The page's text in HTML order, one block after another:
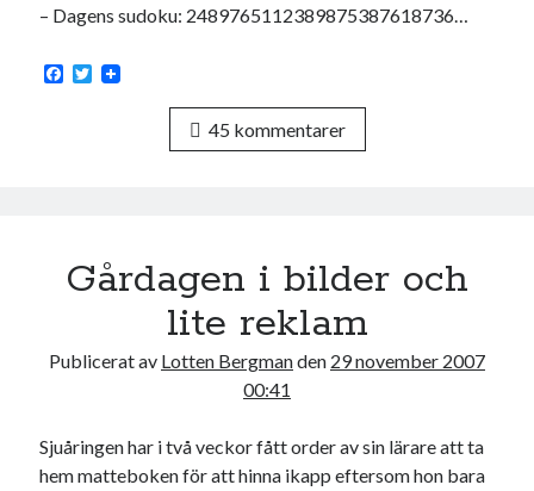
Dessa har något helt annat gemensamt
Bokstävlar & AI – mitt levebröd. Gå en kurs!
Den stora bloggläsarvärvsveckan
Godisbrödet från himlen
Lotten som Sommarpratare (i fantasin alltså: grupp på FB)
– Dagens sudoku: 2489765112389875387618736…
F
T
45 kommentarer
Gårdagen i bilder och
lite reklam
Publicerat av Lotten Bergmanden 29 november 2007
00:41
Sjuåringen har i två veckor fått order av sin lärare att ta
hem matteboken för att hinna ikapp eftersom hon bara